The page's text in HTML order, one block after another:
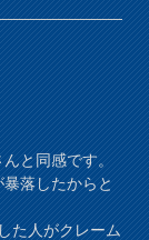
と同感です。
落したからと
た人がクレーム